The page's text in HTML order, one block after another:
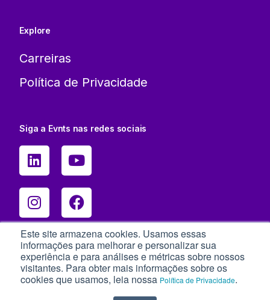
Este site armazena cookies. Usamos essas
informações para melhorar e personalizar sua
experiência e para análises e métricas sobre nossos
visitantes. Para obter mais informações sobre os
cookies que usamos, leia nossa Política de Privacidade.
Explore
Carreiras
Política de Privacidade
Siga a Evnts nas redes sociais